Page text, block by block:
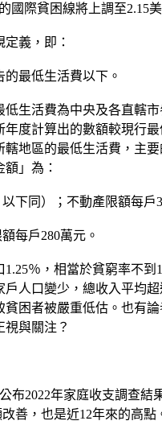
國際貧困線將上調至
義，即：
最低生活費以下。
生活費為中央及各直
度計算出的數額較現行
地區的最低生活費，主
」為：
下同）；不動產限額每戶
每戶280萬元。
％，相當於貧窮率不
戶人口變少，總收入平均
困者被嚴重低估。也有
與關注？
布2022年家庭收支調查
善，也是近12年來的高